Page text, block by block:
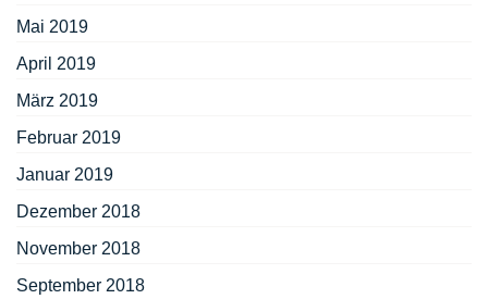
Mai 2019
April 2019
März 2019
Februar 2019
Januar 2019
Dezember 2018
November 2018
September 2018